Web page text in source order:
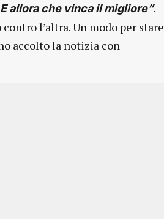
allora che vinca il migliore”.
l’altra. Un modo per stare
accolto la notizia con